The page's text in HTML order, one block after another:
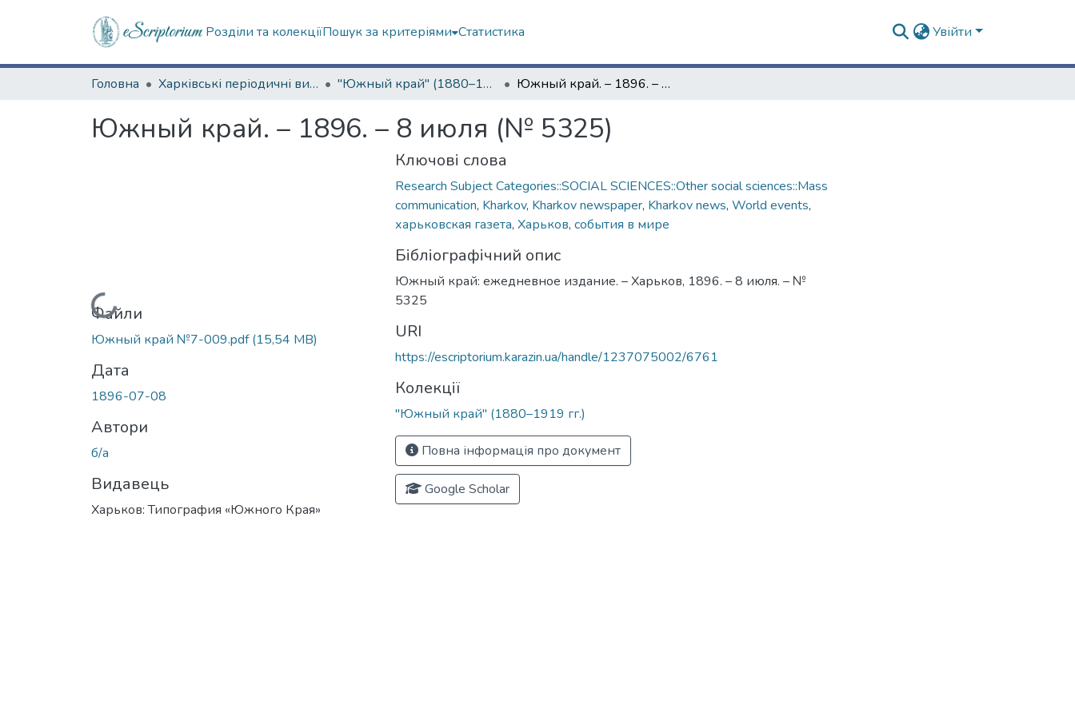
Розділи та колекціїПошук за критеріями Статистика Увійти
Головна Харківські періодичні видання "Южный край" (1880–1919 гг.) Южный край. – 1896. – 8 июля (№ 5325)
Южный край. – 1896. – 8 июля (№ 5325)
Вантажиться...
Файли
Южный край №7-009.pdf(15,54 MB)
Дата
1896-07-08
Автори
б/а
Видавець
Харьков: Типография «Южного Края»
Ключові слова
Research Subject Categories::SOCIAL SCIENCES::Other social sciences::Mass
communication, Kharkov, Kharkov newspaper, Kharkov news, World events,
харьковская газета, Харьков, события в мире
Бібліографічний опис
Южный край: ежедневное издание. – Харьков, 1896. – 8 июля. – №
5325
URI
https://escriptorium.karazin.ua/handle/1237075002/6761
Колекції
"Южный край" (1880–1919 гг.)
Повна інформація про документ
Google Scholar